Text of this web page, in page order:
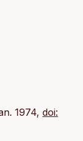
1974, doi: